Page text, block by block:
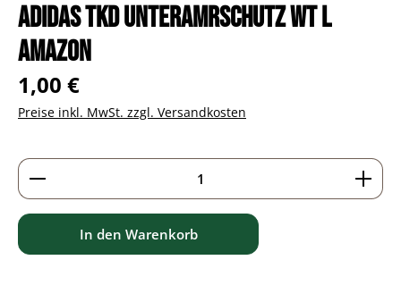
adidas TKD Unteramrschutz WT L
amazon
Regulärer Preis:
1,00 €
Preise inkl. MwSt. zzgl. Versandkosten
Produkt Anzahl: Gib den gewünschten Wert ein
In den Warenkorb